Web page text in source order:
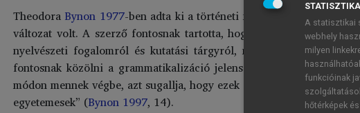
Theodora Bynon 1977-ben adta ki a történeti nyelvészetről szóló
változat volt. A szerző fontosnak tartotta, hogy a magyar
nyelvészeti fogalomról és kutatási tárgyról, melynek karrierje
fontosnak közölni a grammatikalizáció jelenségéről: „Az, hogy
módon mennek végbe, azt sugallja, hogy ezek a folyamatok
egyetemesek” (Bynon 1997, 14).
STATISZTIKA
A statisztikai
webhely
milyen
funkcióinak
hőtérképek